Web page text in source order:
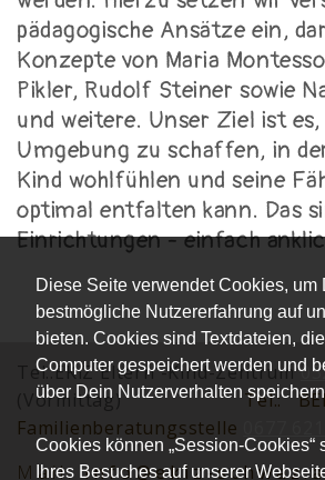
Diese Seite verwendet Cookies, um
bestmögliche Nutzererfahrung auf
bieten. Cookies sind Textdateien,
Computer gespeichert werden und
über Dein Nutzerverhalten
Cookies können „Session-Cookies“
Ihres Besuches auf unserer
pädagogische Ansätze ein,
Konzepte von Maria
Pikler, Rudolf Steiner sowie
und weitere. Unser Ziel ist es,
Umgebung zu schaffen, in
Kind wohlfühlen und seine
optimal entfalten kann. Das
Einrichtungen - einfach
Tel.:EKiZ Eltern -Kind-Zentrum
(Vormittag)Tel.:
Familienberatungsstelle
Mail: info@ekiz-